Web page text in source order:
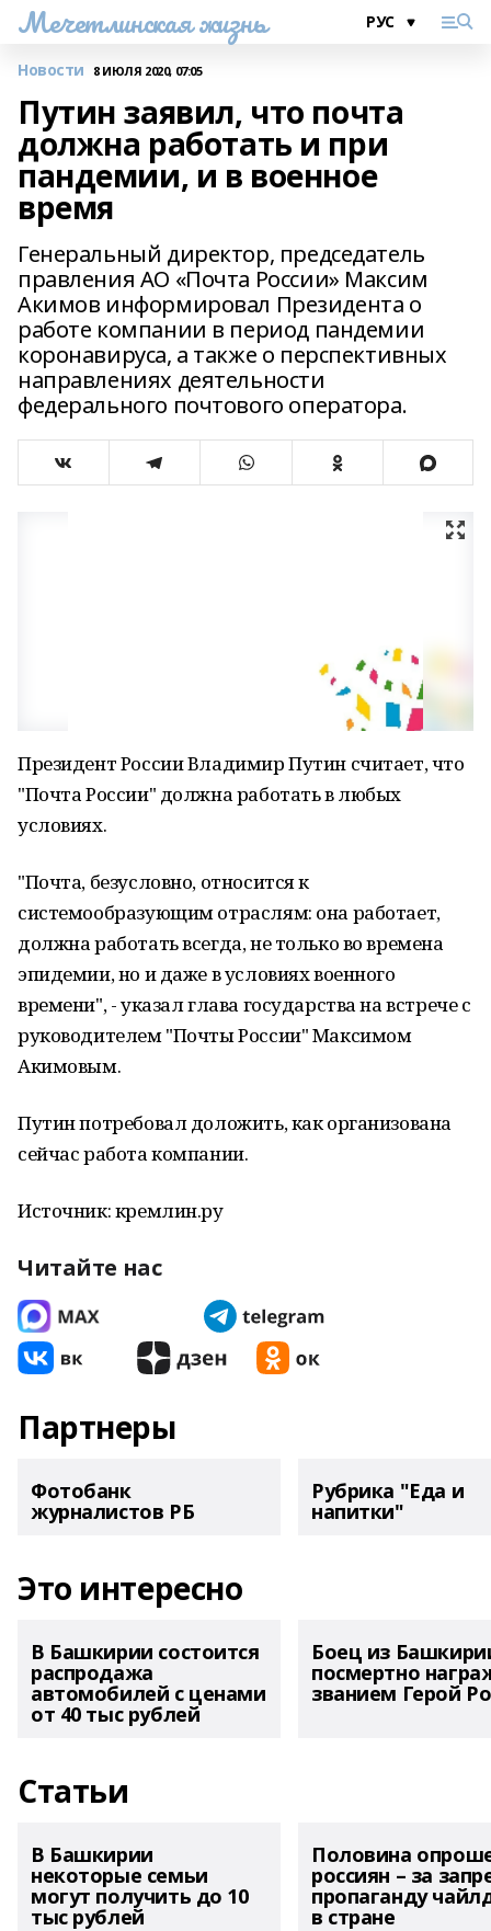
Мечетлинская жизнь
Новости 8 ИЮЛЯ 2020, 07:05
Путин заявил, что почта
должна работать и при
пандемии, и в военное
время
Генеральный директор, председатель
правления АО «Почта России» Максим
Акимов информировал Президента о
работе компании в период пандемии
коронавируса, а также о перспективных
направлениях деятельности
федерального почтового оператора.
Президент России Владимир Путин считает, что
"Почта России" должна работать в любых
условиях.
"Почта, безусловно, относится к
системообразующим отраслям: она работает,
должна работать всегда, не только во времена
эпидемии, но и даже в условиях военного
времени", - указал глава государства на встрече с
руководителем "Почты России" Максимом
Акимовым.
Путин потребовал доложить, как организована
сейчас работа компании.
Источник: кремлин.ру
Читайте нас
Партнеры
Фотобанк
журналистов РБ
Рубрика "Еда и
напитки"
Это интересно
В Башкирии состоится
распродажа
автомобилей с ценами
от 40 тыс рублей
Боец из
посмертно
званием Герой
Статьи
В Башкирии
некоторые семьи
могут получить до 10
тыс рублей
Половина
россиян – за
пропаганду
в стране